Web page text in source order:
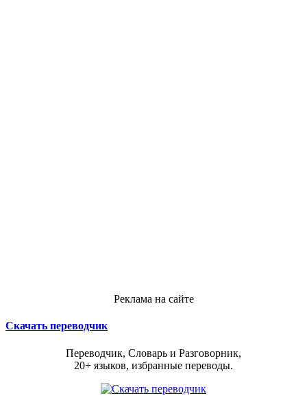
Реклама на сайте
Скачать переводчик
Переводчик, Словарь и Разговорник,
20+ языков, избранные переводы.